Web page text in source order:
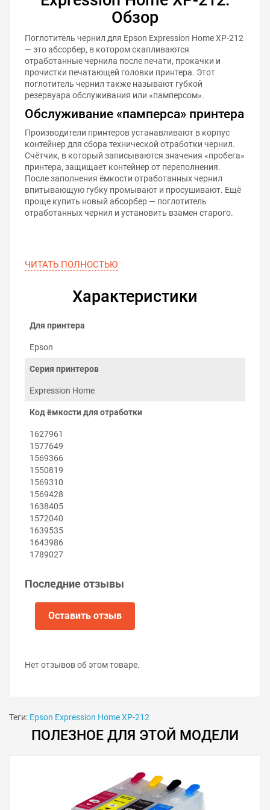
Обзор
Поглотитель чернил для Epson Expression Home XP-212
— это абсорбер, в котором скапливаются
отработанные чернила после печати, прокачки и
прочистки печатающей головки принтера. Этот
поглотитель чернил также называют губкой
резервуара обслуживания или «памперсом».
Обслуживание «памперса» принтера
Производители принтеров устанавливают в корпус
контейнер для сбора технической отработки чернил.
Счётчик, в который записываются значения «пробега»
принтера, защищает контейнер от переполнения.
После заполнения ёмкости отработанных чернил
впитывающую губку промывают и просушивают. Ещё
проще купить новый абсорбер — поглотитель
отработанных чернил и установить взамен старого.
на Epson Expression Home XP-212
Заменить абсорбер можно самостоятельно:
Выключите принтер.
Выкрутите винт с задней стороны принтера
возле резервуара обслуживания.
Снимите контейнер отработанных чернил.
Извлеките элементы старого поглотителя
чернил.
Вложите элементы нового поглотителя чернил в
контейнер.
Включите принтер.
Советы по продлению срока
ЧИТАТЬ ПОЛНОСТЬЮ
Характеристики
Для принтера
Epson
Серия принтеров
Expression Home
Код ёмкости для отработки
1627961
1577649
1569366
1550819
1569310
1569428
1638405
1572040
1639535
1643986
1789027
Последние отзывы
Оставить отзыв
Нет отзывов об этом товаре.
Теги: Epson Expression Home XP-212
ПОЛЕЗНОЕ ДЛЯ ЭТОЙ МОДЕЛИ